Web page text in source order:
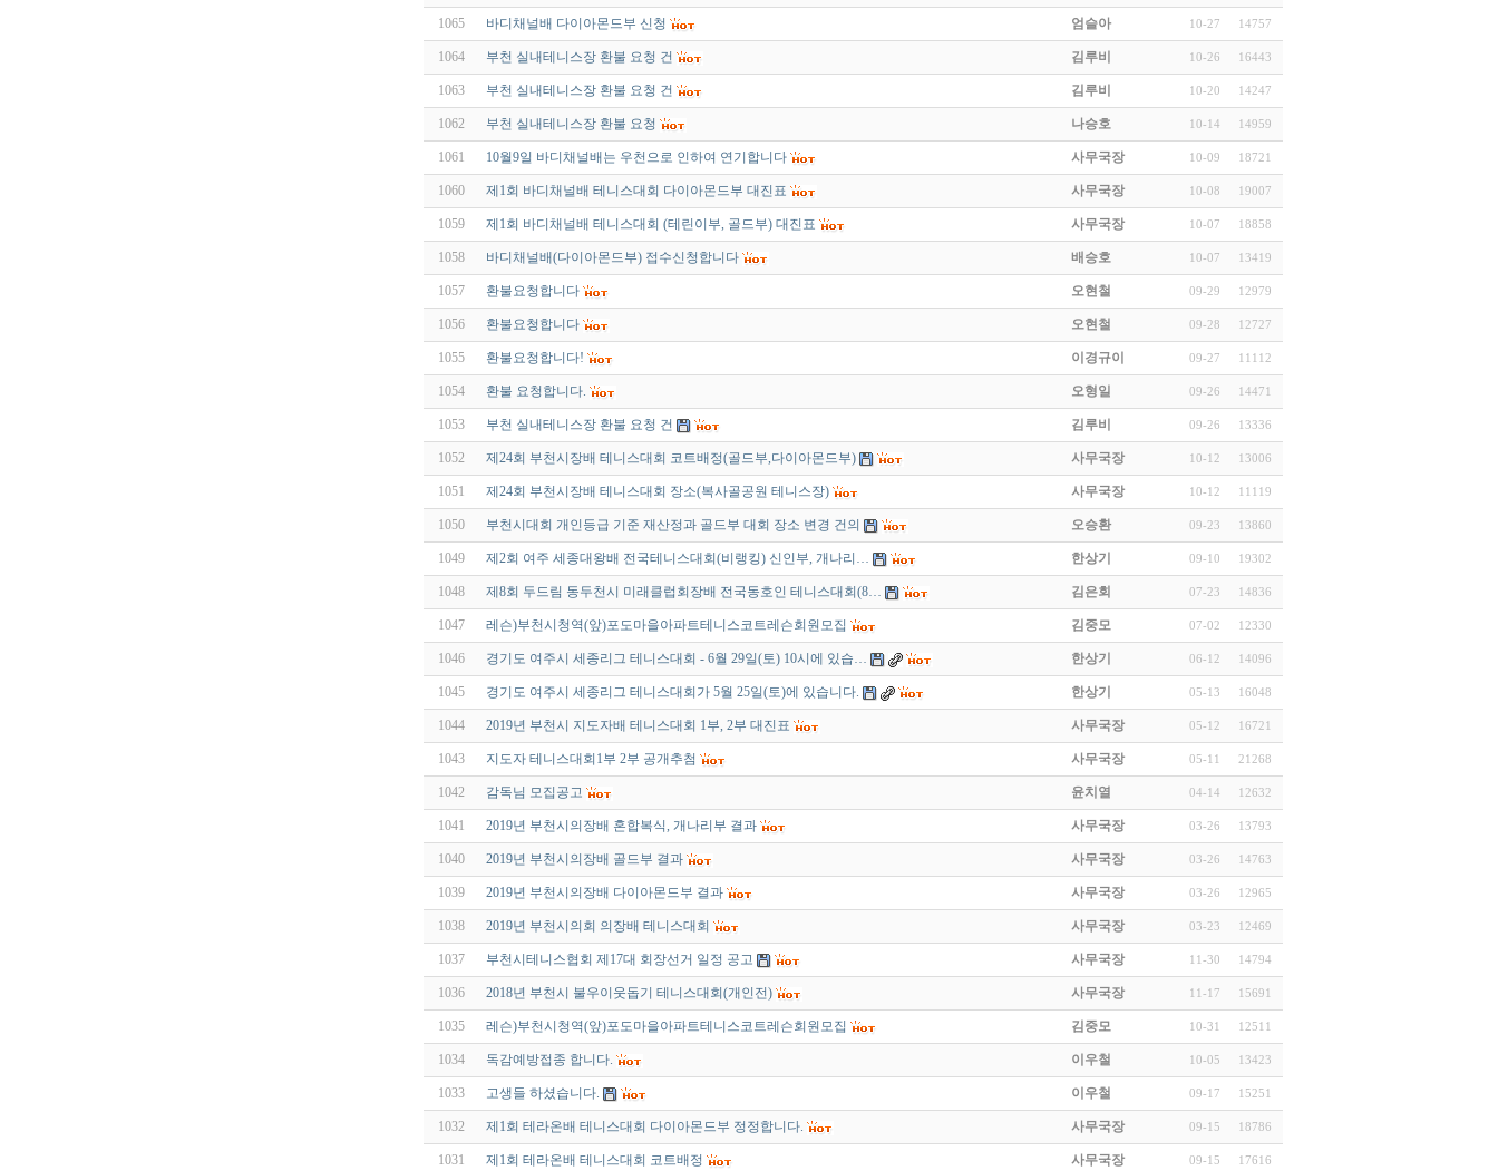
1065 바디채널배 다이아몬드부 신청 엄슬아 10-27 14757
1064 부천 실내테니스장 환불 요청 건 김루비 10-26 16443
1063 부천 실내테니스장 환불 요청 건 김루비 10-20 14247
1062 부천 실내테니스장 환불 요청 나승호 10-14 14959
1061 10월9일 바디채널배는 우천으로 인하여 연기합니다 사무국장 10-09 18721
1060 제1회 바디채널배 테니스대회 다이아몬드부 대진표 사무국장 10-08 19007
1059 제1회 바디채널배 테니스대회 (테린이부, 골드부) 대진표 사무국장 10-07 18858
1058 바디채널배(다이아몬드부) 접수신청합니다 배승호 10-07 13419
1057 환불요청합니다 오현철 09-29 12979
1056 환불요청합니다 오현철 09-28 12727
1055 환불요청합니다! 이경규이 09-27 11112
1054 환불 요청합니다. 오형일 09-26 14471
1053 부천 실내테니스장 환불 요청 건 김루비 09-26 13336
1052 제24회 부천시장배 테니스대회 코트배정(골드부,다이아몬드부) 사무국장 10-12 13006
1051 제24회 부천시장배 테니스대회 장소(복사골공원 테니스장) 사무국장 10-12 11119
1050 부천시대회 개인등급 기준 재산정과 골드부 대회 장소 변경 건의 오승환 09-23 13860
1049 제2회 여주 세종대왕배 전국테니스대회(비랭킹) 신인부, 개나리… 한상기 09-10 19302
1048 제8회 두드림 동두천시 미래클럽회장배 전국동호인 테니스대회(8… 김은회 07-23 14836
1047 레슨)부천시청역(앞)포도마을아파트테니스코트레슨회원모집 김중모 07-02 12330
1046 경기도 여주시 세종리그 테니스대회 - 6월 29일(토) 10시에 있습… 한상기 06-12 14096
1045 경기도 여주시 세종리그 테니스대회가 5월 25일(토)에 있습니다. 한상기 05-13 16048
1044 2019년 부천시 지도자배 테니스대회 1부, 2부 대진표 사무국장 05-12 16721
1043 지도자 테니스대회1부 2부 공개추첨 사무국장 05-11 21268
1042 감독님 모집공고 윤치열 04-14 12632
1041 2019년 부천시의장배 혼합복식, 개나리부 결과 사무국장 03-26 13793
1040 2019년 부천시의장배 골드부 결과 사무국장 03-26 14763
1039 2019년 부천시의장배 다이아몬드부 결과 사무국장 03-26 12965
1038 2019년 부천시의회 의장배 테니스대회 사무국장 03-23 12469
1037 부천시테니스협회 제17대 회장선거 일정 공고 사무국장 11-30 14794
1036 2018년 부천시 불우이웃돕기 테니스대회(개인전) 사무국장 11-17 15691
1035 레슨)부천시청역(앞)포도마을아파트테니스코트레슨회원모집 김중모 10-31 12511
1034 독감예방접종 합니다. 이우철 10-05 13423
1033 고생들 하셨습니다. 이우철 09-17 15251
1032 제1회 테라온배 테니스대회 다이아몬드부 정정합니다. 사무국장 09-15 18786
1031 제1회 테라온배 테니스대회 코트배정 사무국장 09-15 17616